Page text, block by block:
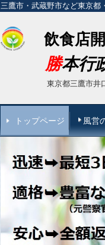
三鷹市・武蔵野市など東京都
飲食店開
勝本行
東京都三
トップページ 風営